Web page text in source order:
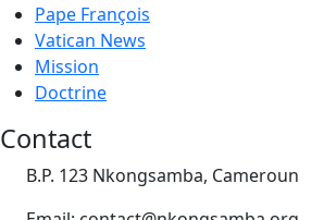
Pape François
Vatican News
Mission
Doctrine
Contact
B.P. 123 Nkongsamba, Cameroun